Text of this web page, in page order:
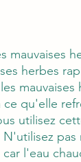
mauvaises
herbes
mauvaises
qu'elle
utilisez
l'eau